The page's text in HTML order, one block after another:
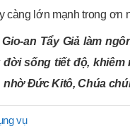
càng lớn mạnh trong ơn
an Tẩy Giả làm
sống tiết độ,
Đức Kitô, Chúa
vụ